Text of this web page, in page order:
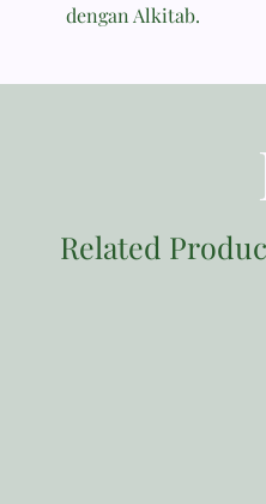
dengan Alkitab.
Related